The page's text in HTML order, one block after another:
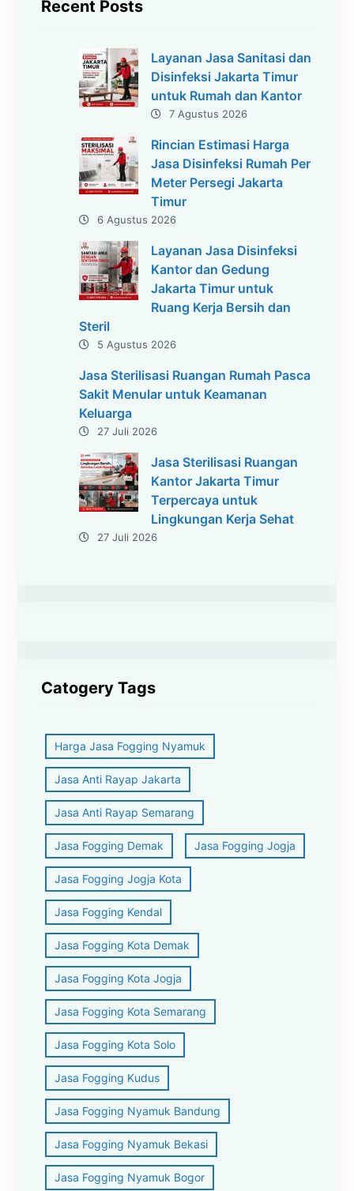
Recent Posts
Layanan Jasa Sanitasi dan
Disinfeksi Jakarta Timur
untuk Rumah dan Kantor
7 Agustus 2026
Rincian Estimasi Harga
Jasa Disinfeksi Rumah Per
Meter Persegi Jakarta
Timur
6 Agustus 2026
Layanan Jasa Disinfeksi
Kantor dan Gedung
Jakarta Timur untuk
Ruang Kerja Bersih dan
Steril
5 Agustus 2026
Jasa Sterilisasi Ruangan Rumah Pasca
Sakit Menular untuk Keamanan
Keluarga
27 Juli 2026
Jasa Sterilisasi Ruangan
Kantor Jakarta Timur
Terpercaya untuk
Lingkungan Kerja Sehat
27 Juli 2026
Catogery Tags
Harga Jasa Fogging Nyamuk
Jasa Anti Rayap Jakarta
Jasa Anti Rayap Semarang
Jasa Fogging Demak Jasa Fogging Jogja
Jasa Fogging Jogja Kota
Jasa Fogging Kendal
Jasa Fogging Kota Demak
Jasa Fogging Kota Jogja
Jasa Fogging Kota Semarang
Jasa Fogging Kota Solo
Jasa Fogging Kudus
Jasa Fogging Nyamuk Bandung
Jasa Fogging Nyamuk Bekasi
Jasa Fogging Nyamuk Bogor